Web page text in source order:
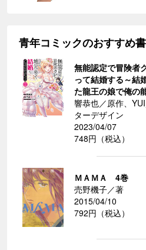
青年コミックのおすすめ
無能認定で冒険者
って結婚する～結
た龍王の娘で俺
響恭也／原作、
ターデザイン
2023/04/07
748円（税込）
ＭＡＭＡ 4巻
売野機子／著
2015/04/10
792円（税込）